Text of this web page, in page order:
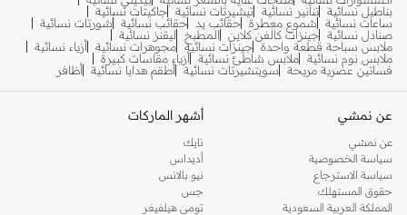
بناطيل نسائية تنانير نسائية تيشيرتات نسائية جاكيتات نسائية
ساعات نسائية
شموع معطرة حقائب يد حقائب نسائية
شورتات نسائية
صنادل نسائية جينزات كالفن كلاين المطبخ
ليقنز نسائية
ملابس سباحة قطعة واحدة جينزات نسائية مجوهرات نسائية أزياء نسائية
ملابس نوم نسائية ملابس شاطئ نسائية أزياء مقاسات كبيرة
فساتين عصرية مريحة
سويتشيرتات نسائية أطقم هدايا نسائية أظافر
عن نمشي
عن نمشي
سياسة الخصوصية
سياسة الاسترجاع
حقوق المستهلك
المملكة العربية السعودية
أشهر الماركات
نايك
أديداس
نيو بالانس
جس
تومي هيلفيغر